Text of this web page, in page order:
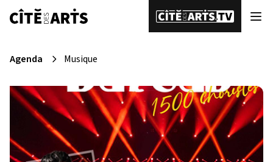
Agenda Musique